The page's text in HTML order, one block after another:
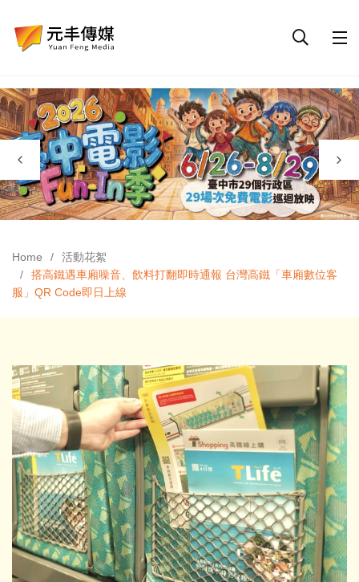
Home
活動花絮
搭高鐵遇車廂噪音、飲料打翻即時通報 台灣高鐵「車廂數位客
服」QR Code即日上線